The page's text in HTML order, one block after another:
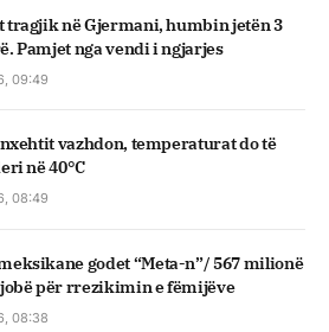
tragjik në Gjermani, humbin jetën 3
Pamjet nga vendi i ngjarjes
09:49
nxehtit vazhdon, temperaturat do të
në 40°C
08:49
godet “Meta-n”/ 567 milionë
për rrezikimin e fëmijëve
08:38